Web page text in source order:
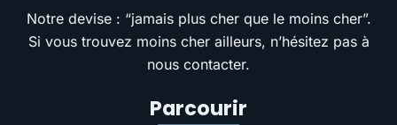
Notre devise : “jamais plus cher que le moins cher”.
Si vous trouvez moins cher ailleurs, n’hésitez pas à
nous contacter.
Parcourir